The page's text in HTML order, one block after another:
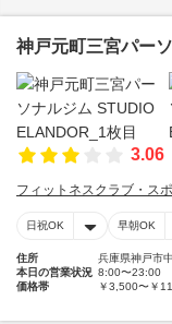
神戸元町三宮パー
3.06
フィットネスクラブ・ス
日祝OK 早朝OK
住所
兵庫県神戸市
本日の営業状況 8:00〜23:00
価格帯
￥3,500〜￥